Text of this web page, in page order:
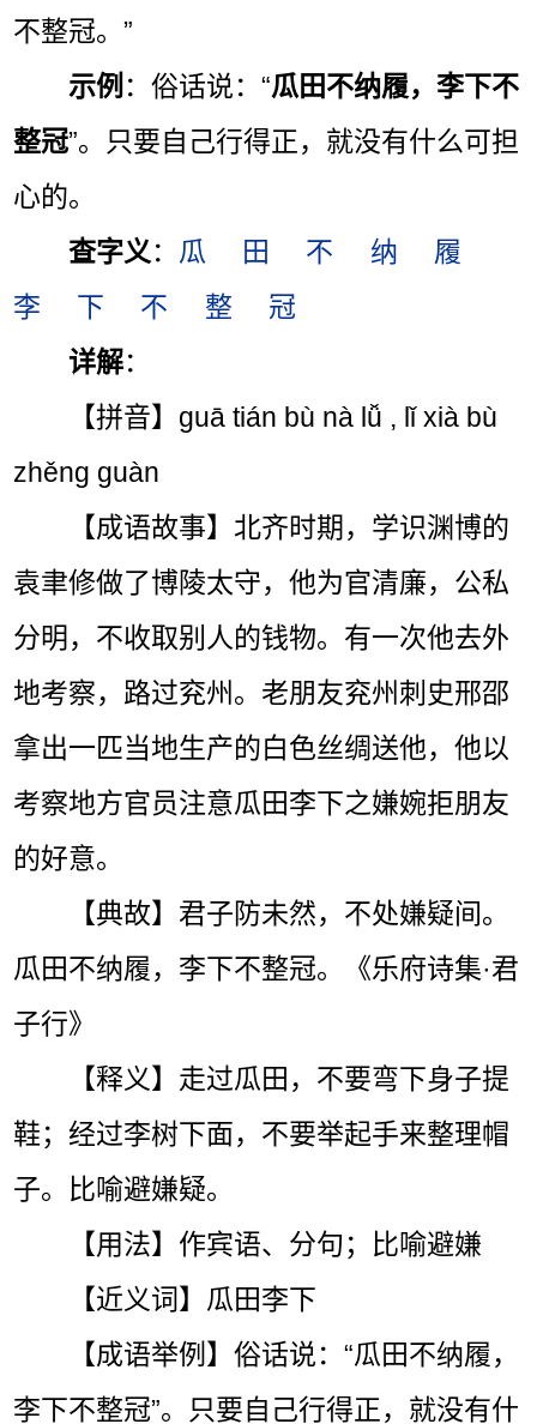
不整冠。”
示例 ：俗话说：“瓜田不纳履，李下不
整冠”。只要自己行得正，就没有什么可担
心的。
查字义 ： 瓜 田 不 纳
履
李
下 不 整
冠
详解：
【拼音】guā tián bù nà lǚ , lǐ xià bù
zhěng guàn
【成语故事】北齐时期，学识渊博的
袁聿修做了博陵太守，他为官清廉，公私
分明，不收取别人的钱物。有一次他去外
地考察，路过兖州。老朋友兖州刺史邢邵
拿出一匹当地生产的白色丝绸送他，他以
考察地方官员注意瓜田李下之嫌婉拒朋友
的好意。
【典故】君子防未然，不处嫌疑间。
瓜田不纳履，李下不整冠。《乐府诗集·君
子行》
【释义】走过瓜田，不要弯下身子提
鞋；经过李树下面，不要举起手来整理帽
子。比喻避嫌疑。
【用法】作宾语、分句；比喻避嫌
【近义词】瓜田李下
【成语举例】俗话说：“瓜田不纳履，
李下不整冠”。只要自己行得正，就没有什